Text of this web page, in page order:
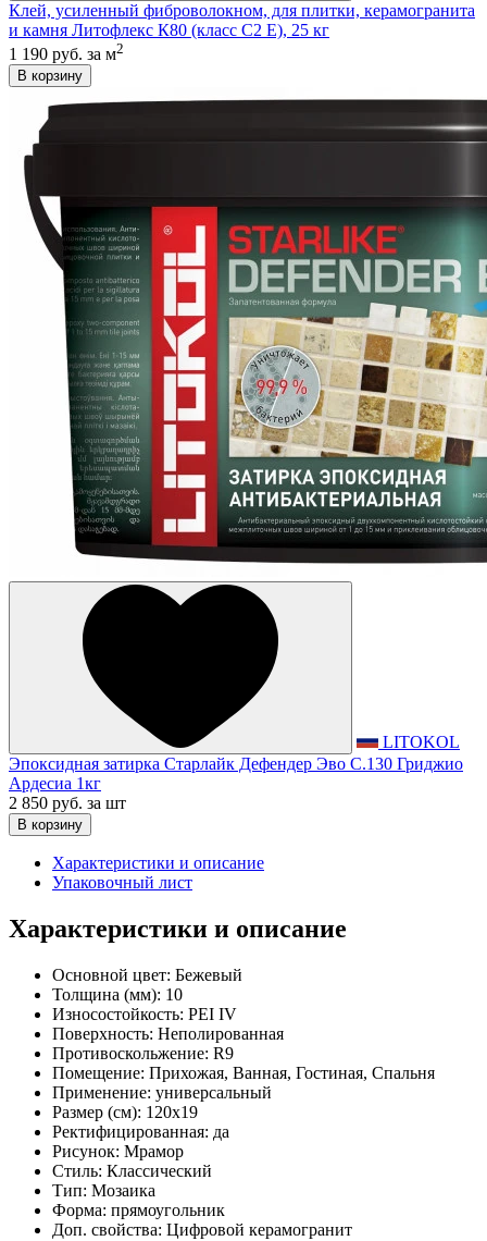
Клей, усиленный фиброволокном, для плитки, керамогранита
и камня Литофлекс К80 (класс С2 E), 25 кг
1 190 руб. за м2
В корзину
LITOKOL
Эпоксидная затирка Старлайк Дефендер Эво С.130 Гриджио
Ардесиа 1кг
2 850 руб. за шт
В корзину
Характеристики и описание
Упаковочный лист
Характеристики и описание
Основной цвет: Бежевый
Толщина (мм): 10
Износостойкость: PEI IV
Поверхность: Неполированная
Противоскольжение: R9
Помещение: Прихожая, Ванная, Гостиная, Спальня
Применение: универсальный
Размер (см): 120x19
Ректифицированная: да
Рисунок: Мрамор
Стиль: Классический
Тип: Мозаика
Форма: прямоугольник
Доп. свойства: Цифровой керамогранит